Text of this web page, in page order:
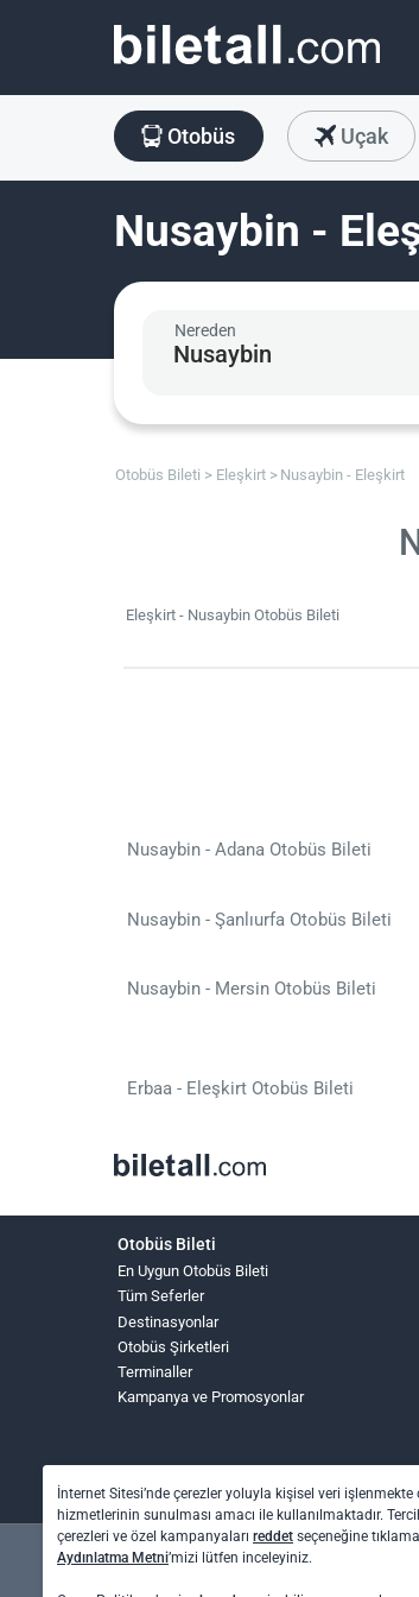
Otobüs Uçak
Nusaybin -
Nereden
Otobüs Bileti Eleşkirt Nusaybin - Eleşkirt
Eleşkirt - Nusaybin Otobüs Bileti
Nusaybin - Adana Otobüs Bileti
Nusaybin - Şanlıurfa Otobüs Bileti
Nusaybin - Mersin Otobüs Bileti
Erbaa - Eleşkirt Otobüs Bileti
Otobüs Bileti
En Uygun Otobüs Bileti
Tüm Seferler
Destinasyonlar
Otobüs Şirketleri
Terminaller
Kampanya ve Promosyonlar
İnternet Sitesi’nde çerezler yoluyla kişisel veri
hizmetlerinin sunulması amacı ile kullanılmaktadır.
çerezleri ve özel kampanyaları reddet seçeneğine
Aydınlatma Metni’mizi lütfen inceleyiniz.